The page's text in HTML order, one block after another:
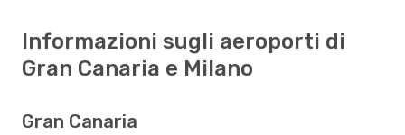
Informazioni sugli aeroporti di
Gran Canaria e Milano
Gran Canaria